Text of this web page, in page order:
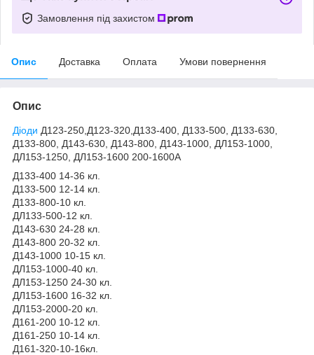
Замовлення під захистом
Опис Доставка Оплата Умови повернення
Опис
Діоди Д123-250,Д123-320,Д133-400, Д133-500, Д133-630,
Д133-800, Д143-630, Д143-800, Д143-1000, ДЛ153-1000,
ДЛ153-1250, ДЛ153-1600 200-1600А
Д133-400 14-36 кл.
Д133-500 12-14 кл.
Д133-800-10 кл.
ДЛ133-500-12 кл.
Д143-630 24-28 кл.
Д143-800 20-32 кл.
Д143-1000 10-15 кл.
ДЛ153-1000-40 кл.
ДЛ153-1250 24-30 кл.
ДЛ153-1600 16-32 кл.
ДЛ153-2000-20 кл.
Д161-200 10-12 кл.
Д161-250 10-14 кл.
Д161-320-10-16кл.